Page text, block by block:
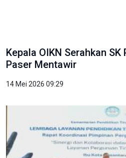
Kepala OIKN Serahkan
Paser Mentawir
14 Mei 2026 09:29